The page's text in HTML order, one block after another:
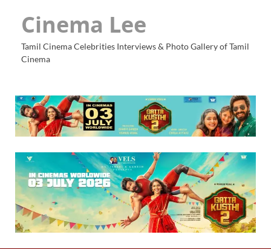
Cinema Lee
Tamil Cinema Celebrities Interviews & Photo Gallery of Tamil
Cinema